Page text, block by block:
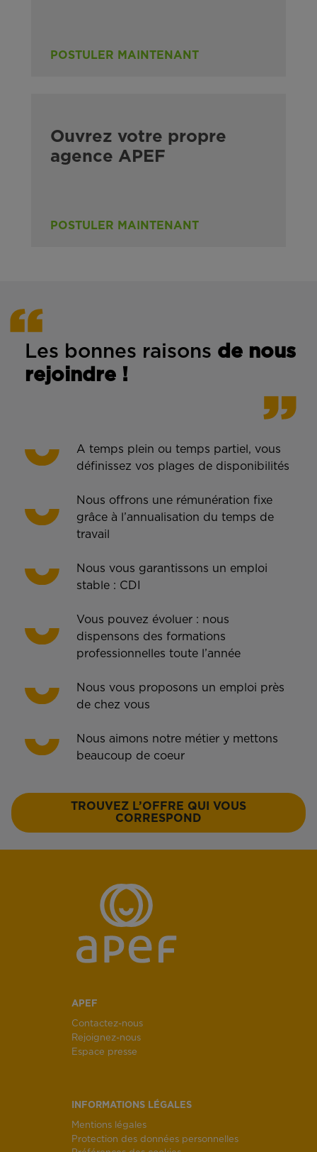
POSTULER MAINTENANT
Ouvrez votre propre
agence APEF
POSTULER MAINTENANT
Les bonnes raisons de nous
rejoindre !
A temps plein ou temps partiel, vous
définissez vos plages de disponibilités
Nous offrons une rémunération fixe
grâce à l’annualisation du temps de
travail
Nous vous garantissons un emploi
stable : CDI
Vous pouvez évoluer : nous
dispensons des formations
professionnelles toute l’année
Nous vous proposons un emploi près
de chez vous
Nous aimons notre métier y mettons
beaucoup de coeur
TROUVEZ L’OFFRE QUI VOUS
CORRESPOND
APEF
Contactez-nous
Rejoignez-nous
Espace presse
INFORMATIONS LÉGALES
Mentions légales
Protection des données personnelles